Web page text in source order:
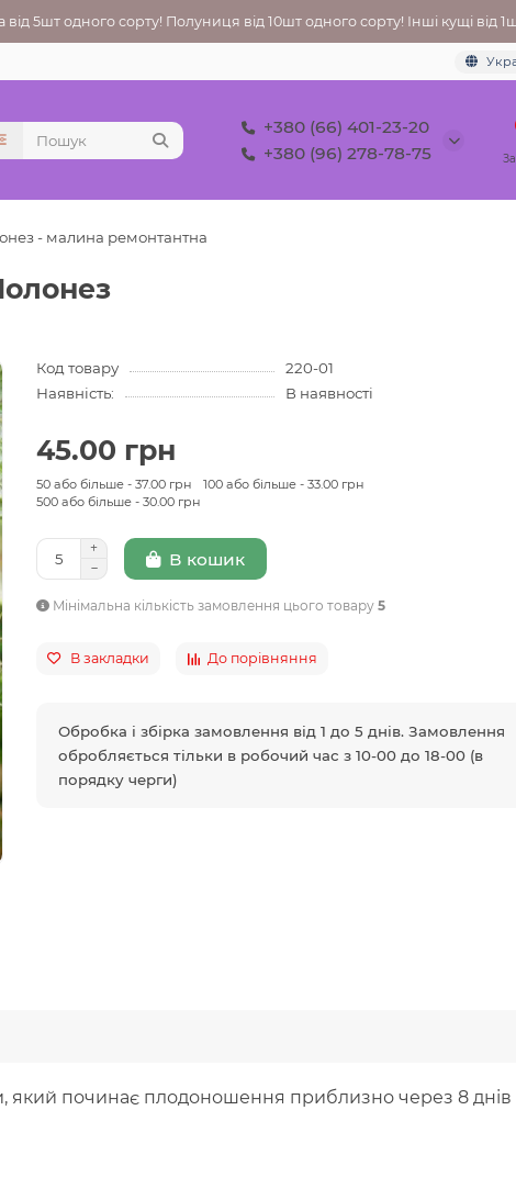
від 5шт одного сорту! Полуниця від 10шт одного сорту! Інші кущі від
+380 (66) 401-23-20
+380 (96) 278-78-75
- малина ремонтантна
Код товару
220-01
Наявність:
В наявності
45.00 грн
50 або більше - 37.00 грн
100 або більше - 33.00 грн
500 або більше - 30.00 грн
В кошик
Мінімальна кількість замовлення цього товару5
В закладки До порівняння
Обробка і збірка замовлення від 1 до 5 днів. Замовлення
обробляється тільки в робочий час з 10-00 до 18-00 (в
порядку черги)
який починає плодоношення приблизно через 8 днів